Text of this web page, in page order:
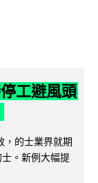
工避風頭
，的士業界就期
。新例大幅提